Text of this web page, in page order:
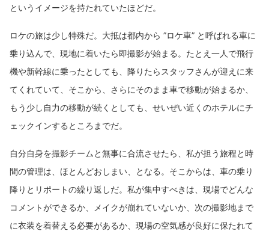
というイメージを持たれていたほどだ。
ロケの旅は少し特殊だ。大抵は都内から ”ロケ車” と呼ばれる車に
乗り込んで、現地に着いたら即撮影が始まる。たとえ一人で飛行
機や新幹線に乗ったとしても、降りたらスタッフさんが迎えに来
てくれていて、そこから、さらにそのまま車で移動が始まるか、
もう少し自力の移動が続くとしても、せいぜい近くのホテルにチ
ェックインするところまでだ。
自分自身を撮影チームと無事に合流させたら、私が担う旅程と時
間の管理は、ほとんどおしまい、となる。そこからは、車の乗り
降りとリポートの繰り返しだ。私が集中すべきは、現場でどんな
コメントができるか、メイクが崩れていないか、次の撮影地まで
に衣装を着替える必要があるか、現場の空気感が良好に保たれて